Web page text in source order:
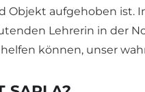
Objekt aufgehoben ist.
Lehrerin in der
können, unser